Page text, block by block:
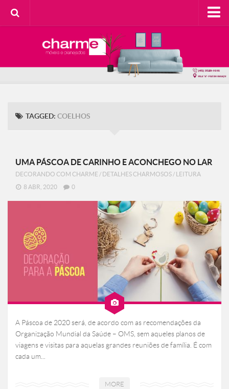
SOBRE A CHARME
Faça Você Mesma
Meu Lar
Na Cozinha
TAGGED: COELHOS
UMA PÁSCOA DE CARINHO E ACONCHEGO NO LAR
DECORANDO COM CHARME / DETALHES CHARMOSOS /
LEITURA
8 ABR, 2020
0
A Páscoa de 2020 será, de acordo com as recomendações da
Organização Mundial da Saúde – OMS, sem aqueles planos de
viagens e visitas para aquelas grandes reuniões de família. É com
cada um...
MORE